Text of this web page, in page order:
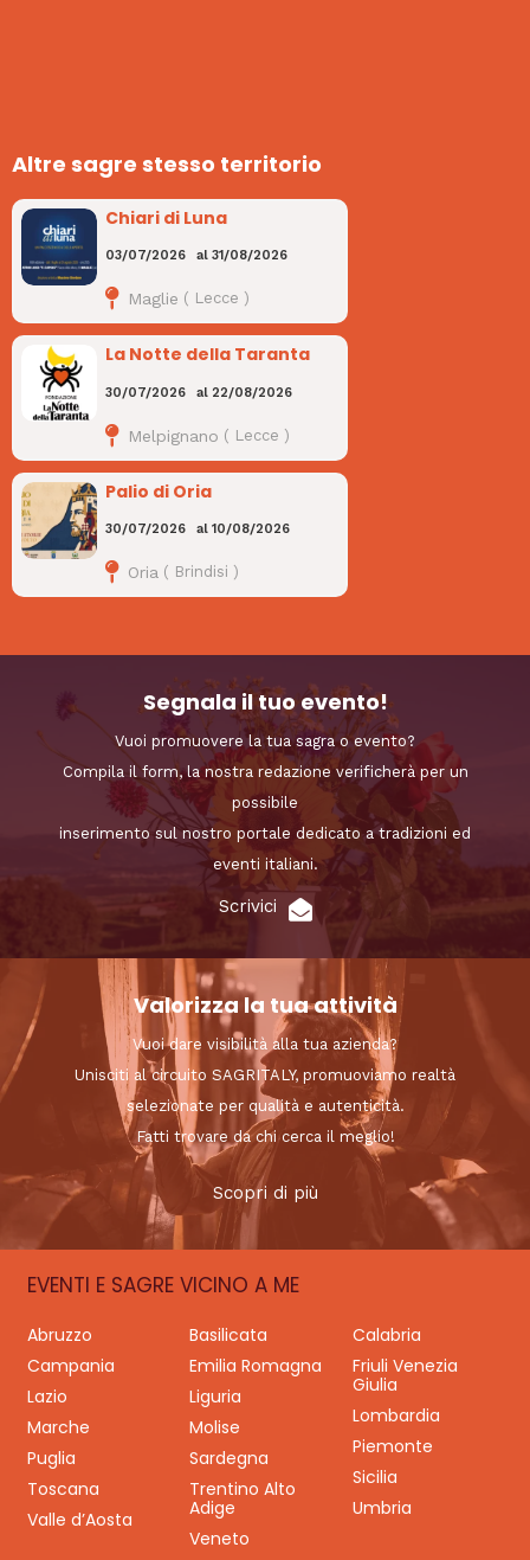
Altre sagre stesso territorio
Chiari di Luna
03/07/2026 al31/08/2026
Maglie ( Lecce )
La Notte della Taranta
30/07/2026 al 22/08/2026
Melpignano ( Lecce )
Palio di Oria
30/07/2026 al10/08/2026
Oria ( Brindisi )
Segnala il tuo evento!
Vuoi promuovere la tua sagra o evento?
Compila il form, la nostra redazione verificherà per un
possibile
inserimento sul nostro portale dedicato a tradizioni ed
eventi italiani.
Scrivici
Valorizza la tua attività
Vuoi dare visibilità alla tua azienda?
Unisciti al circuito SAGRITALY, promuoviamo realtà
selezionate per qualità e autenticità.
Fatti trovare da chi cerca il meglio!
Scopri di più
EVENTI E SAGRE VICINO A ME
Abruzzo Basilicata
Calabria
Campania
Emilia Romagna
Friuli Venezia
Giulia
Lazio
Liguria
Lombardia
Marche
Molise
Piemonte
Puglia
Sardegna
Sicilia
Toscana
Trentino Alto
Adige
Umbria
Valle d’Aosta
Veneto